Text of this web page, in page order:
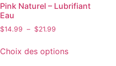
Pink Naturel – Lubrifiant
Eau
$14.99 – $21.99
Choix des options